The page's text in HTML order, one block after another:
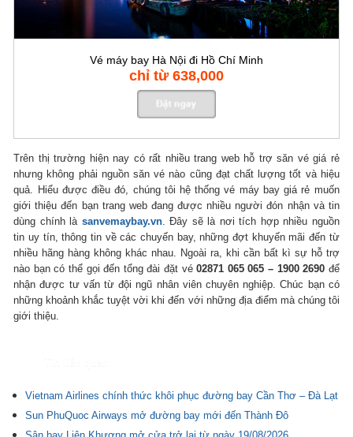
Vé máy bay Hà Nội đi Hồ Chí Minh
chỉ từ 638,000
Trên thị trường hiện nay có rất nhiều trang web hỗ trợ săn vé giá rẻ
nhưng không phải nguồn săn vé nào cũng đạt chất lượng tốt và hiệu
quả. Hiểu được điều đó, chúng tôi hệ thống vé máy bay giá rẻ muốn
giới thiệu đến bạn trang web đang được nhiều người đón nhận và tin
dùng chính là sanvemaybay.vn. Đây sẽ là nơi tích hợp nhiều nguồn
tin uy tín, thông tin về các chuyến bay, những đợt khuyến mãi đến từ
nhiều hãng hàng không khác nhau. Ngoài ra, khi cần bất kì sự hỗ trợ
nào bạn có thể gọi đến tổng đài đặt vé02871 065 065 – 1900 2690 để
nhận được tư vấn từ đội ngũ nhân viên chuyên nghiệp. Chúc bạn có
những khoảnh khắc tuyệt vời khi đến với những địa điểm mà chúng tôi
giới thiệu.
Vietnam Airlines chính thức khôi phục đường bay Cần Thơ – Đà Lạt
Sun PhuQuoc Airways mở đường bay mới đến Thành Đô